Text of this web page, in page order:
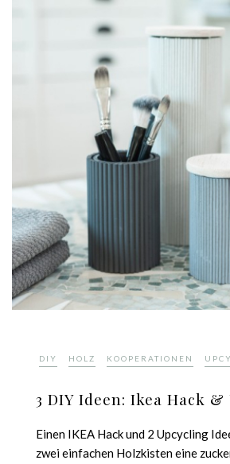
DIY HOLZ KOOPERATIONEN
3 DIY Ideen: Ikea Hack
Einen IKEA Hack und 2 Upcycling
zwei einfachen Holzkisten eine